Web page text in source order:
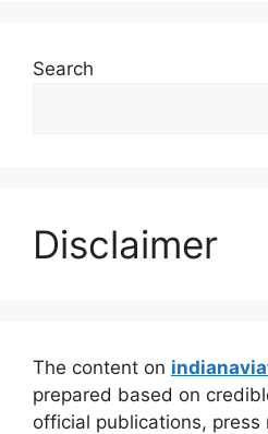
Search
Disclaimer
The content on
prepared based on
official publications, press